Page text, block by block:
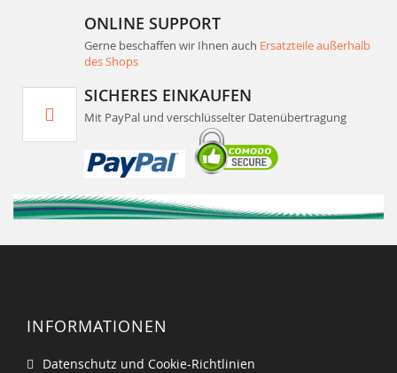
ONLINE SUPPORT
Gerne beschaffen wir Ihnen auch Ersatzteile außerhalb
des Shops
SICHERES EINKAUFEN
Mit PayPal und verschlüsselter Datenübertragung
INFORMATIONEN
Datenschutz und Cookie-Richtlinien